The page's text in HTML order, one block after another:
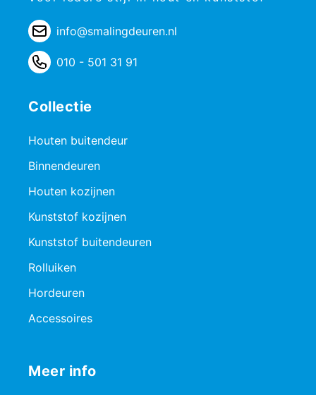
info@smalingdeuren.nl
010 - 501 31 91
Collectie
Houten buitendeur
Binnendeuren
Houten kozijnen
Kunststof kozijnen
Kunststof buitendeuren
Rolluiken
Hordeuren
Accessoires
Meer info